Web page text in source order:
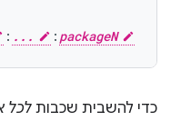
: ... : packageN
כדי להשבית שכבות לכל